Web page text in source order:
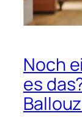
Noch
es